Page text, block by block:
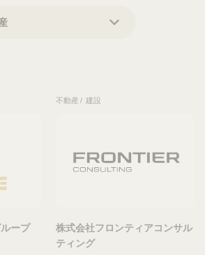
ープ
不動産 建設
株式会社フロンティアコンサル
ティング